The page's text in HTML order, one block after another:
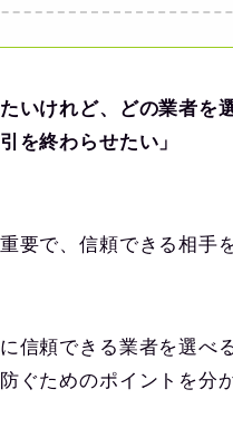
いけれど、どの業者を
を終わらせたい」
要で、信頼できる相手
信頼できる業者を選べ
ぐためのポイントを分